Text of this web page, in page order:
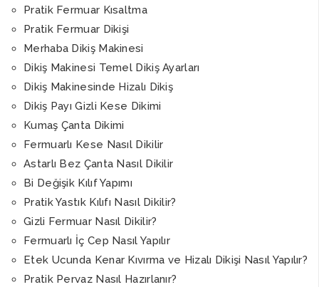
Pratik Fermuar Kısaltma
Pratik Fermuar Dikişi
Merhaba Dikiş Makinesi
Dikiş Makinesi Temel Dikiş Ayarları
Dikiş Makinesinde Hizalı Dikiş
Dikiş Payı Gizli Kese Dikimi
Kumaş Çanta Dikimi
Fermuarlı Kese Nasıl Dikilir
Astarlı Bez Çanta Nasıl Dikilir
Bi Değişik Kılıf Yapımı
Pratik Yastık Kılıfı Nasıl Dikilir?
Gizli Fermuar Nasıl Dikilir?
Fermuarlı İç Cep Nasıl Yapılır
Etek Ucunda Kenar Kıvırma ve Hizalı Dikişi Nasıl Yapılır?
Pratik Pervaz Nasıl Hazırlanır?